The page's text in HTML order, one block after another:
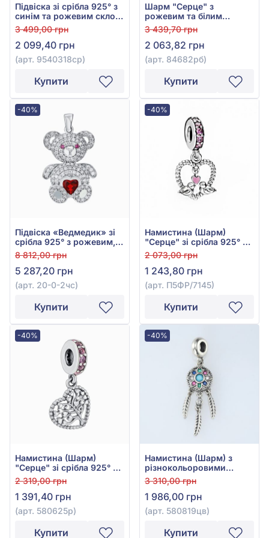
Підвіска зі срібла 925° з
синім та рожевим склом,
арт. 9540318ср
3 499,00 грн
2 099,40 грн
(арт. 9540318ср)
Купити
Шарм "Серце" з
рожевим та білим
фіанітом зі срібла 925°,
арт. 84682рб
3 439,70 грн
2 063,82 грн
(арт. 84682рб)
Купити
-40%
Підвіска «Ведмедик» зі
срібла 925° з рожевим,
червоним та білим
фіанітом, арт. 20-0-2чс
8 812,00 грн
5 287,20 грн
(арт. 20-0-2чс)
Купити
-40%
Намистина (Шарм)
"Серце" зі срібла 925° з
Рожевим Фіанітом/
куб.цирконієм та
Чорною Емаллю, арт.
П5ФР/7145
2 073,00 грн
1 243,80 грн
(арт. П5ФР/7145)
Купити
-40%
Намистина (Шарм)
"Серце" зі срібла 925° з
Рожевим Фіанітом/
куб.цирконієм, арт.
580625р
2 319,00 грн
1 391,40 грн
(арт. 580625р)
Купити
-40%
Намистина (Шарм) з
різнокольоровими
Фіанітами/куб.цирконієм
(зеленим, синім, білим та
рожевим) зі срібла 925°,
арт. 580819цв
3 310,00 грн
1 986,00 грн
(арт. 580819цв)
Купити